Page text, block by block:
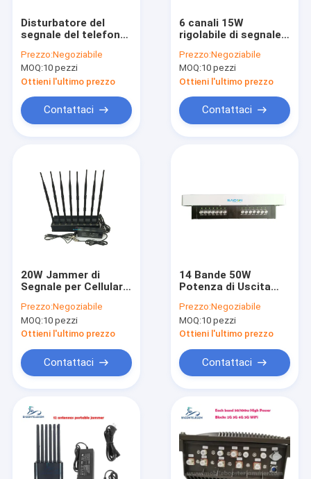
Disturbatore del
segnale del telefono
DC12V con 6 antenne
Omni e potenza di
uscita di 15W per
sale conferenze
Prezzo:Negoziabile
MOQ:10 pezzi
Ottieni l'ultimo prezzo
Contattaci
6 canali 15W
rigolabile di segnale
per il blocco 2G 3G
4G
Prezzo:Negoziabile
MOQ:10 pezzi
Ottieni l'ultimo prezzo
Contattaci
20W Jammer di
Segnale per Cellulare
8 Antenne per un
Raggio di Blocco di
50m
Prezzo:Negoziabile
MOQ:10 pezzi
Ottieni l'ultimo prezzo
Contattaci
14 Bande 50W
Potenza di Uscita
per Cellulare con
Raggio di Blocco 5-
30m
Prezzo:Negoziabile
MOQ:10 pezzi
Ottieni l'ultimo prezzo
Contattaci